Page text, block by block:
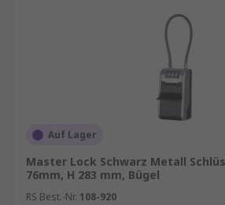
Auf Lager
Master Lock Schwarz Metall
76mm, H 283 mm, Bügel
RS Best.-Nr. 108-920